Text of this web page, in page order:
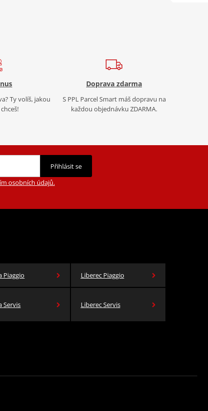
Ty volíš, jakou
Doprava zdarma
S PPL Parcel Smart máš dopravu na
každou objednávku ZDARMA.
Přihlásit se
osobních údajů.
Piaggio Liberec Piaggio
Servis Liberec Servis